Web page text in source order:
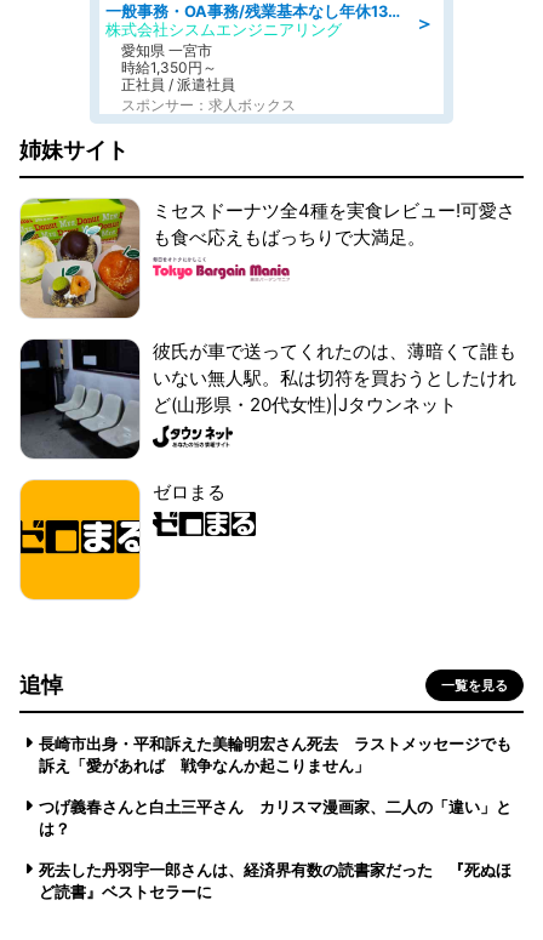
＞
一般事務・OA事務/残業基本なし年休130日社保完備の一般・調達事務
株式会社シスムエンジニアリング
愛知県 一宮市
時給1,350円～
正社員 / 派遣社員
スポンサー：求人ボックス
姉妹サイト
ミセスドーナツ全4種を実食レビュー!可愛さ
も食べ応えもばっちりで大満足。
彼氏が車で送ってくれたのは、薄暗くて誰も
いない無人駅。私は切符を買おうとしたけれ
ど(山形県・20代女性)|Jタウンネット
ゼロまる
追悼 一覧を見る
長崎市出身・平和訴えた美輪明宏さん死去 ラストメッセージでも
訴え「愛があれば 戦争なんか起こりません」
つげ義春さんと白土三平さん カリスマ漫画家、二人の「違い」と
は？
死去した丹羽宇一郎さんは、経済界有数の読書家だった 『死ぬほ
ど読書』ベストセラーに